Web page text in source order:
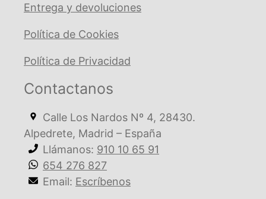
Entrega y devoluciones
Política de Cookies
Política de Privacidad
Contactanos
Calle Los Nardos Nº 4, 28430.
Alpedrete, Madrid – España
Llámanos: 910 10 65 91
654 276 827
Email: Escríbenos